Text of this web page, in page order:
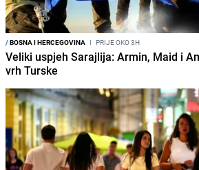
/BOSNA I HERCEGOVINA I PRIJE OKO 3H
Veliki uspjeh Sarajlija: Armin, Maid i
vrh Turske